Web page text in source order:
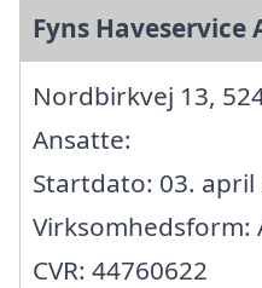
Fyns Haveservice
Nordbirkvej 13,
Ansatte:
Startdato: 03. april
Virksomhedsform:
CVR: 44760622